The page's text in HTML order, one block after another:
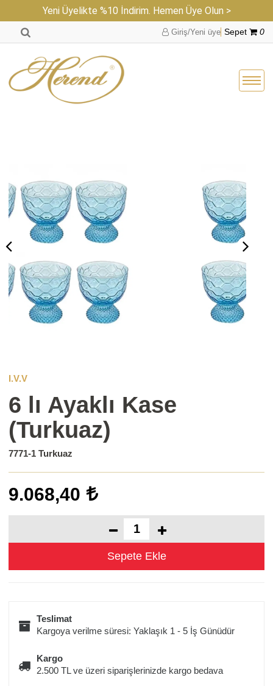
Yeni Üyelikte %10 İndirim. Hemen Üye Olun >
Giriş/Yeni üye Sepet 0
I.V.V
6 lı Ayaklı Kase
(Turkuaz)
7771-1 Turkuaz
9.068,40
Teslimat
Kargoya verilme süresi: Yaklaşık 1 - 5 İş Günüdür
Kargo
2.500 TL ve üzeri siparişlerinizde kargo bedava